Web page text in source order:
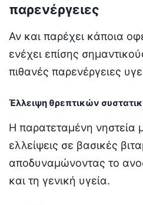
παρενέργειες
Αν και παρέχει κάποια
ενέχει επίσης
πιθανές παρενέργειες
Έλλειψη θρεπτικών
Η παρατεταμένη νηστεία
ελλείψεις σε βασικές
αποδυναμώνοντας το
και τη γενική υγεία.